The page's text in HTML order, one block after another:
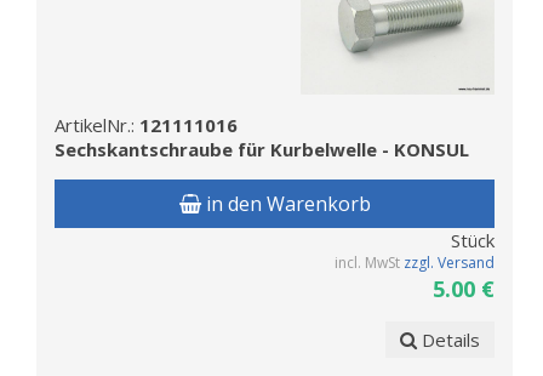
ArtikelNr.: 121111016
Sechskantschraube für Kurbelwelle - KONSUL
in den Warenkorb
Stück
incl. MwSt zzgl. Versand
5.00 €
Details